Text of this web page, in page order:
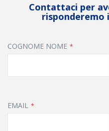
Contattaci per
risponderemo
COGNOME NOME
EMAIL